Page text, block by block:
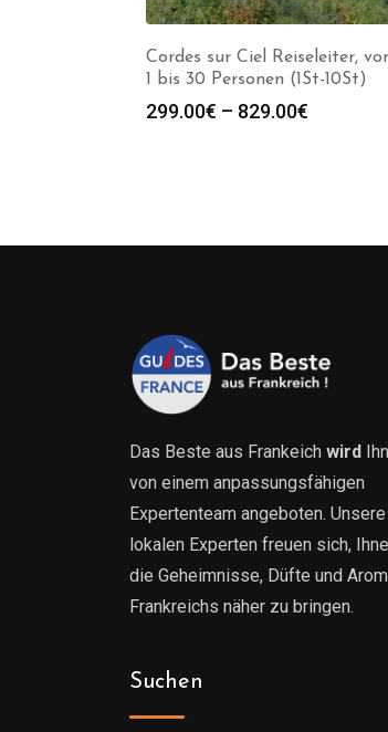
Cordes sur Ciel Reiseleiter,
1 bis 30 Personen (1St-10St)
299.00€ – 829.00€
Das Beste aus Frankeich wird
von einem anpassungsfähigen
Expertenteam angeboten. Unsere
lokalen Experten freuen sich,
die Geheimnisse, Düfte und
Frankreichs näher zu bringen.
Suchen